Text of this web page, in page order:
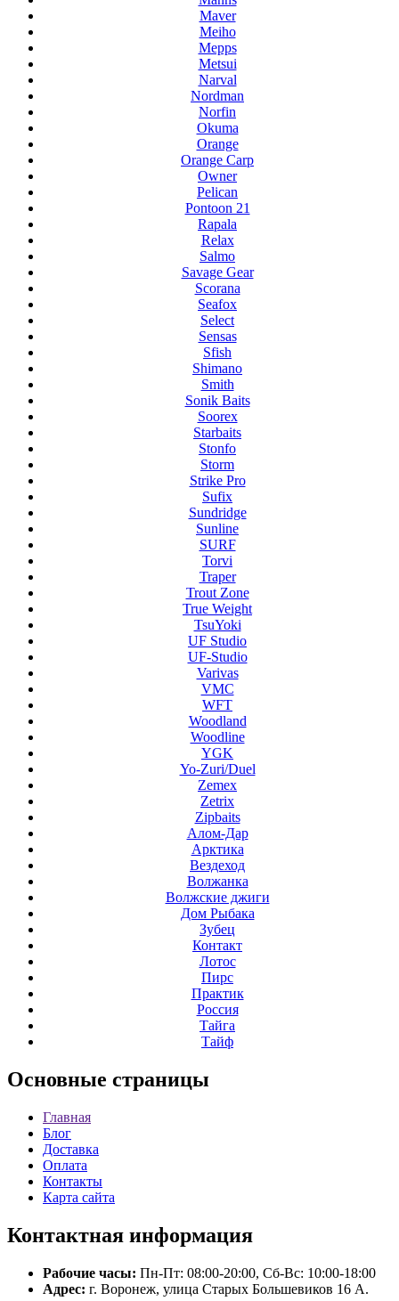
Maver
Meiho
Mepps
Metsui
Narval
Nordman
Norfin
Okuma
Orange
Orange Carp
Owner
Pelican
Pontoon 21
Rapala
Relax
Salmo
Savage Gear
Scorana
Seafox
Select
Sensas
Sfish
Shimano
Smith
Sonik Baits
Soorex
Starbaits
Stonfo
Storm
Strike Pro
Sufix
Sundridge
Sunline
SURF
Torvi
Traper
Trout Zone
True Weight
TsuYoki
UF Studio
UF-Studio
Varivas
VMC
WFT
Woodland
Woodline
YGK
Yo-Zuri/Duel
Zemex
Zetrix
Zipbaits
Алом-Дар
Арктика
Вездеход
Волжанка
Волжские джиги
Дом Рыбака
Зубец
Контакт
Лотос
Пирс
Практик
Россия
Тайга
Тайф
Основные страницы
Главная
Блог
Доставка
Оплата
Контакты
Карта сайта
Контактная информация
Рабочие часы: Пн-Пт: 08:00-20:00, Сб-Вс: 10:00-18:00
Адрес: г. Воронеж, улица Старых Большевиков 16 А.